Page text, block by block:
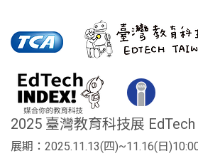
2025 臺灣教育科技展 EdTech
展期：2025.11.13(四)~11.16(日